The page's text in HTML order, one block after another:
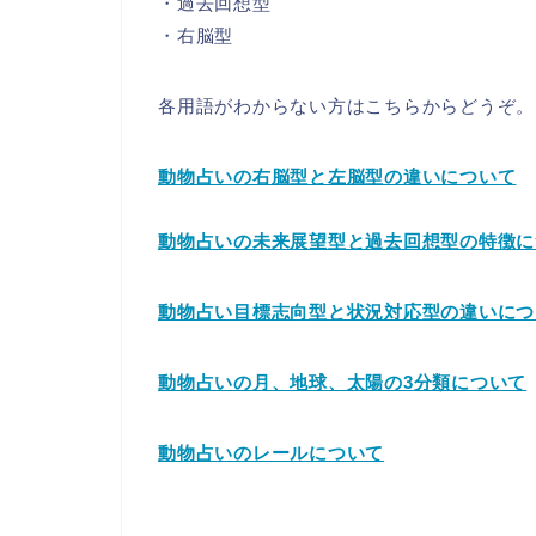
・右脳型
各用語がわからない方はこちらからどうぞ。
動物占いの右脳型と左脳型の違いについて
動物占いの未来展望型と過去回想型の特徴
動物占い目標志向型と状況対応型の違いに
動物占いの月、地球、太陽の3分類について
動物占いのレールについて